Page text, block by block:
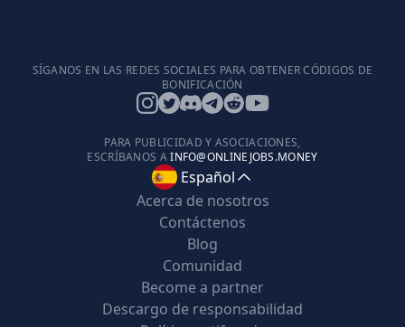
SÍGANOS EN LAS REDES SOCIALES PARA OBTENER CÓDIGOS DE
BONIFICACIÓN
PARA PUBLICIDAD Y ASOCIACIONES,
ESCRÍBANOS AINFO@ONLINEJOBS.MONEY
Español
Acerca de nosotros
Contáctenos
Blog
Comunidad
Become a partner
Descargo de responsabilidad